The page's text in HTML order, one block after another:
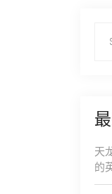
天
的